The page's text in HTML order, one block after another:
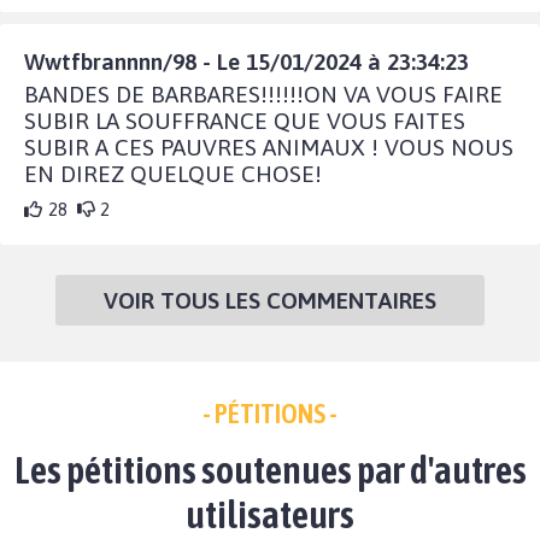
Wwtfbrannnn/98 - Le 15/01/2024 à 23:34:23
BANDES DE BARBARES!!!!!!ON VA VOUS FAIRE
SUBIR LA SOUFFRANCE QUE VOUS FAITES
SUBIR A CES PAUVRES ANIMAUX ! VOUS NOUS
EN DIREZ QUELQUE CHOSE!
28 2
VOIR TOUS LES COMMENTAIRES
- PÉTITIONS -
Les pétitions soutenues par d'autres
utilisateurs